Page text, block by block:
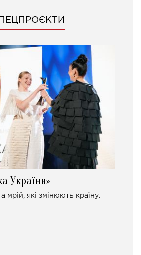
України»
та мрій, які змінюють країну.